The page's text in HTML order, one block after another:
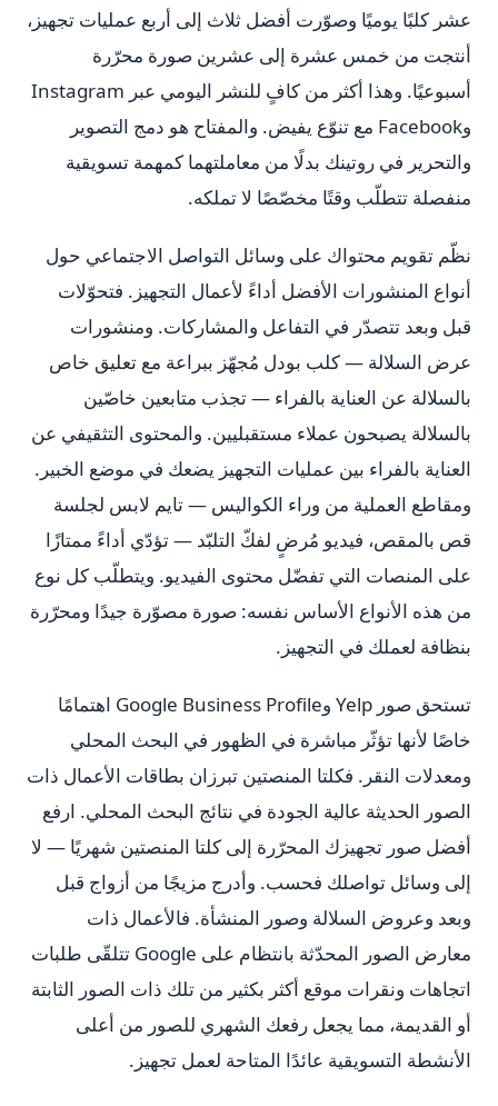
عشر كلبًا يوميًا وصوّرت أفضل ثلاث إلى أربع عمليات تجهيز،
أنتجت من خمس عشرة إلى عشرين صورة محرّرة
أسبوعيًا. وهذا أكثر من كافٍ للنشر اليومي عبر Instagram
وFacebook مع تنوّع يفيض. والمفتاح هو دمج التصوير
والتحرير في روتينك بدلًا من معاملتهما كمهمة تسويقية
منفصلة تتطلّب وقتًا مخصّصًا لا تملكه.
نظّم تقويم محتواك على وسائل التواصل الاجتماعي حول
أنواع المنشورات الأفضل أداءً لأعمال التجهيز. فتحوّلات
قبل وبعد تتصدّر في التفاعل والمشاركات. ومنشورات
عرض السلالة — كلب بودل مُجهّز ببراعة مع تعليق خاص
بالسلالة عن العناية بالفراء — تجذب متابعين خاصّين
بالسلالة يصبحون عملاء مستقبليين. والمحتوى التثقيفي عن
العناية بالفراء بين عمليات التجهيز يضعك في موضع الخبير.
ومقاطع العملية من وراء الكواليس — تايم لابس لجلسة
قص بالمقص، فيديو مُرضٍ لفكّ التلبّد — تؤدّي أداءً ممتازًا
على المنصات التي تفضّل محتوى الفيديو. ويتطلّب كل نوع
من هذه الأنواع الأساس نفسه: صورة مصوّرة جيدًا ومحرّرة
بنظافة لعملك في التجهيز.
تستحق صور Yelp وGoogle Business Profile اهتمامًا
خاصًا لأنها تؤثّر مباشرة في الظهور في البحث المحلي
ومعدلات النقر. فكلتا المنصتين تبرزان بطاقات الأعمال ذات
الصور الحديثة عالية الجودة في نتائج البحث المحلي. ارفع
أفضل صور تجهيزك المحرّرة إلى كلتا المنصتين شهريًا — لا
إلى وسائل تواصلك فحسب. وأدرج مزيجًا من أزواج قبل
وبعد وعروض السلالة وصور المنشأة. فالأعمال ذات
معارض الصور المحدّثة بانتظام على Google تتلقّى طلبات
اتجاهات ونقرات موقع أكثر بكثير من تلك ذات الصور الثابتة
أو القديمة، مما يجعل رفعك الشهري للصور من أعلى
الأنشطة التسويقية عائدًا المتاحة لعمل تجهيز.